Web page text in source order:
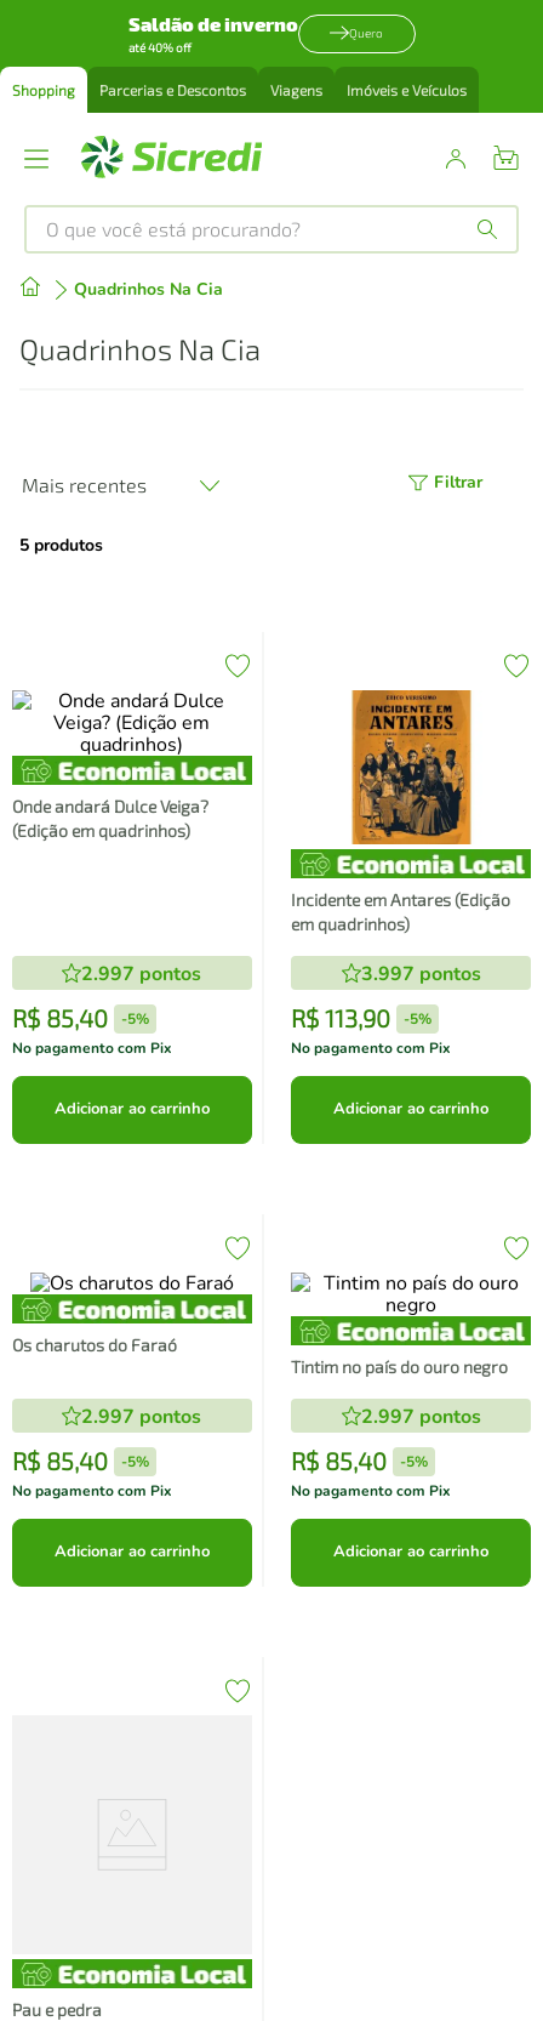
Saldão de inverno
até 40% off
Quero
Shopping Parcerias e Descontos Viagens Imóveis e Veículos
O que você está procurando?
Quadrinhos Na Cia
Quadrinhos Na Cia
Mais recentes Filtrar
5 produtos
Onde andará Dulce Veiga?
(Edição em quadrinhos)
2.997 pontos
R$ 85,40 -5%
No pagamento com Pix
Adicionar ao carrinho
Incidente em Antares (Edição
em quadrinhos)
3.997 pontos
R$ 113,90 -5%
No pagamento com Pix
Adicionar ao carrinho
Os charutos do Faraó
2.997 pontos
R$ 85,40 -5%
No pagamento com Pix
Adicionar ao carrinho
Tintim no país do ouro negro
2.997 pontos
R$ 85,40 -5%
No pagamento com Pix
Adicionar ao carrinho
Pau e pedra
Produtos mais buscados
tenis
perfume
4º air fryer